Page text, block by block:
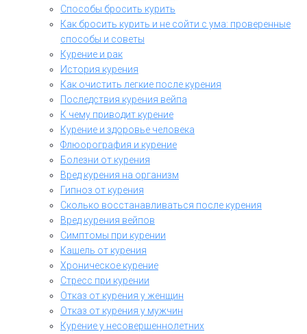
Способы бросить курить
Как бросить курить и не сойти с ума: проверенные
способы и советы
Курение и рак
История курения
Как очистить легкие после курения
Последствия курения вейпа
К чему приводит курение
Курение и здоровье человека
Флюорография и курение
Болезни от курения
Вред курения на организм
Гипноз от курения
Сколько восстанавливаться после курения
Вред курения вейпов
Симптомы при курении
Кашель от курения
Хроническое курение
Стресс при курении
Отказ от курения у женщин
Отказ от курения у мужчин
Курение у несовершеннолетних